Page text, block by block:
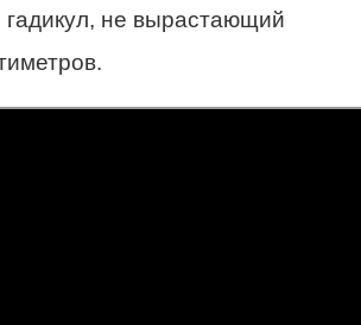
гадикул, не вырастающий